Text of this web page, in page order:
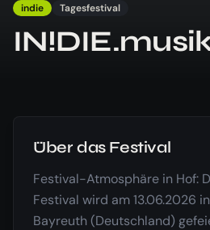
indie Tagesfestival
Über das Festival
Festival-Atmosphäre in Hof:
Festival wird am 13.06.2026
Bayreuth (Deutschland)